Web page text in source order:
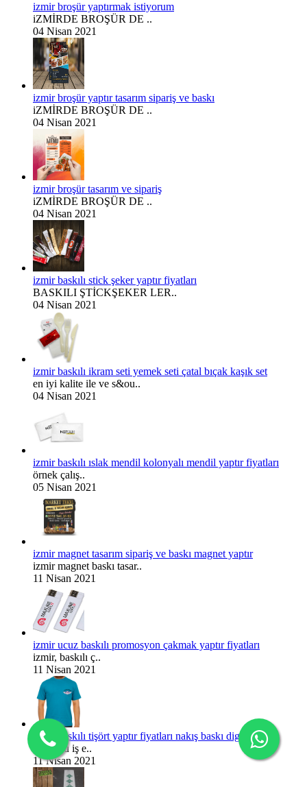
izmir broşür yaptırmak istiyorum
iZMİRDE BROŞÜR DE ..
04 Nisan 2021
izmir broşür yaptır tasarım sipariş ve baskı
iZMİRDE BROŞÜR DE ..
04 Nisan 2021
izmir broşür tasarım ve sipariş
iZMİRDE BROŞÜR DE ..
04 Nisan 2021
izmir baskılı stick şeker yaptır fiyatları
BASKILI ŞTİCKŞEKER LER..
04 Nisan 2021
izmir baskılı ikram seti yemek seti çatal bıçak kaşık set
en iyi kalite ile ve s&ou..
04 Nisan 2021
izmir baskılı ıslak mendil kolonyalı mendil yaptır fiyatları
örnek çalış..
05 Nisan 2021
izmir magnet tasarım sipariş ve baskı magnet yaptır
izmir magnet baskı tasar..
11 Nisan 2021
izmir ucuz baskılı promosyon çakmak yaptır fiyatları
izmir, baskılı ç..
11 Nisan 2021
izmir baskılı tişört yaptır fiyatları nakış baskı digital baskı
her türlü iş e..
11 Nisan 2021